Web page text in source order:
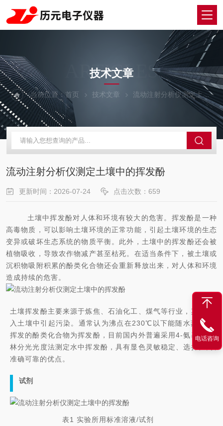
ARTICLES
技术文章
当前位置：首页 技术文章 流动注射分析仪测定土壤中的挥发酚
流动注射分析仪测定土壤中的挥发酚
更新时间：2026-07-24 点击次数：659
土壤中挥发酚对人体和环境有较大的危害。挥发酚是一种
高毒物质，可以影响土壤环境的正常功能，引起土壤环境的生态
变异或破坏生态系统的物质平衡。此外，土壤中的挥发酚还会被
植物吸收，导致农作物减产甚至枯死。在适当条件下，被土壤或
沉积物吸附积累的酚类化合物还会重新释放出来，对人体和环境
造成持续的危害。
土壤挥发酚主要来源于炼焦、石油化工、煤气等行业，其废水排
入土壤中引起污染。通常认为沸点在230℃以下能随水蒸气一起
挥发的酚类化合物为挥发酚，目前国内外普遍采用4-氨基安替比
林分光光度法测定水中挥发酚，具有显色灵敏稳定、选择性高、
准确可靠的优点。
试剂
表1 实验所用标准溶液/试剂
电话咨询